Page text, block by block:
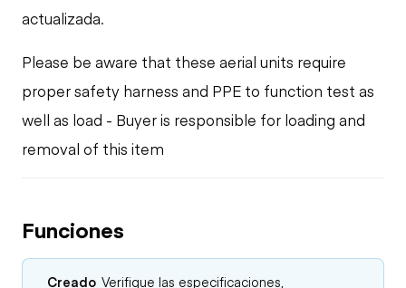
actualizada.
Please be aware that these aerial units require
proper safety harness and PPE to function test as
well as load - Buyer is responsible for loading and
removal of this item
Funciones
Creado Verifique las especificaciones,